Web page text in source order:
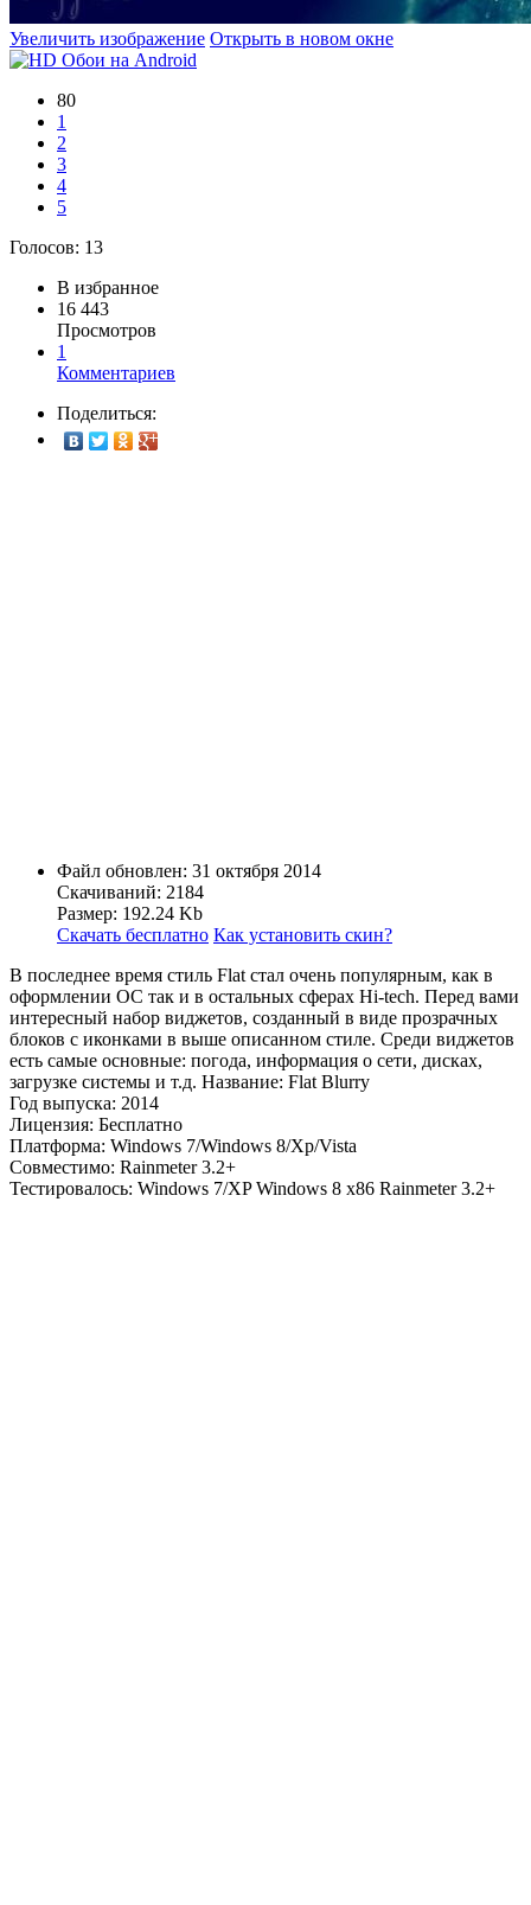
Увеличить изображение Открыть в новом окне
80
1
2
3
4
5
Голосов: 13
В избранное
16 443
Просмотров
1
Комментариев
Поделиться:
Файл обновлен: 31 октября 2014
Скачиваний: 2184
Размер: 192.24 Kb
Скачать бесплатно Как установить скин?
В последнее время стиль Flat стал очень популярным, как в
оформлении ОС так и в остальных сферах Hi-tech. Перед вами
интересный набор виджетов, созданный в виде прозрачных
блоков с иконками в выше описанном стиле. Среди виджетов
есть самые основные: погода, информация о сети, дисках,
загрузке системы и т.д. Название: Flat Blurry
Год выпуска: 2014
Лицензия: Бесплатно
Платформа: Windows 7/Windows 8/Xp/Vista
Совместимо: Rainmeter 3.2+
Тестировалось: Windows 7/XP Windows 8 x86 Rainmeter 3.2+